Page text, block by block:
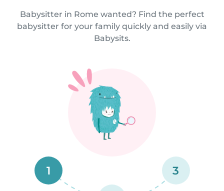
Babysitter in Rome wanted? Find the perfect
babysitter for your family quickly and easily via
Babysits.
1 3